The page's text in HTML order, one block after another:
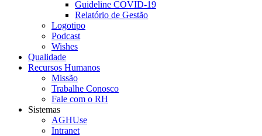
Guideline COVID-19
Relatório de Gestão
Logotipo
Podcast
Wishes
Qualidade
Recursos Humanos
Missão
Trabalhe Conosco
Fale com o RH
Sistemas
AGHUse
Intranet